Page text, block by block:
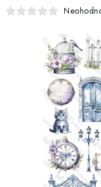
FOTORECENZE
MOJE OBJEDNÁVKA
Kontakty
Hodnocení obchodu